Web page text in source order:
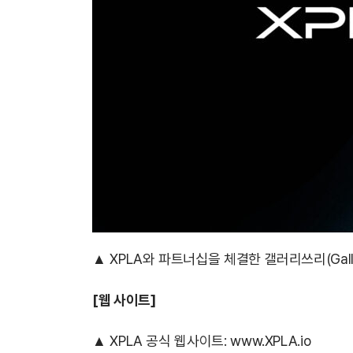
▲ XPLA와 파트너십을 체결한 갤러리쓰리
[웹 사이트]
▲ XPLA 공식 웹사이트: www.XPLA.io